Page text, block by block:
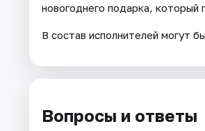
новогоднего подарка, который
В состав исполнителей могут
Вопросы и ответы